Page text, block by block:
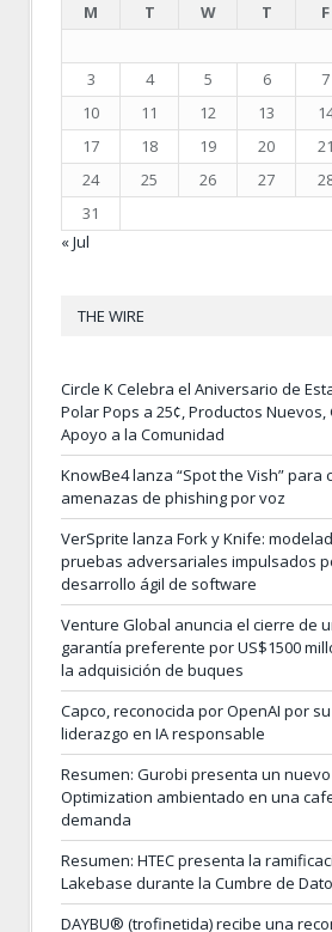
M
T W T F
3
4 5 6 7
10
11 12 13
17
18 19 20 21
24
25 26 27
31
« Jul
THE WIRE
Circle K Celebra el Aniversario de
Polar Pops a 25¢, Productos
Apoyo a la Comunidad
KnowBe4 lanza “Spot the Vish” para
amenazas de phishing por voz
VerSprite lanza Fork y Knife:
pruebas adversariales impulsados
desarrollo ágil de software
Venture Global anuncia el cierre de
garantía preferente por US$1500
la adquisición de buques
Capco, reconocida por OpenAI por
liderazgo en IA responsable
Resumen: Gurobi presenta un
Optimization ambientado en una
demanda
Resumen: HTEC presenta la
Lakebase durante la Cumbre de
DAYBU® (trofinetida) recibe una